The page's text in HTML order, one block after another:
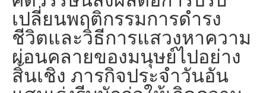
เปลี่ยนพฤติกรรมการดำรง
ชีวิตและวิธีการแสวงหาความ
ผ่อนคลายของมนุษย์ไปอย่าง
สิ้นเชิง ภารกิจประจำวันอัน